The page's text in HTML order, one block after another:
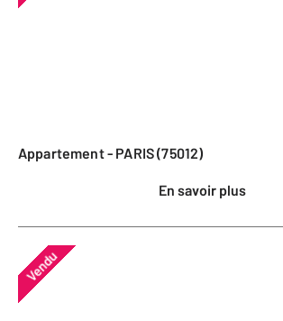
Appartement - PARIS (75012)
En savoir plus
Vendu